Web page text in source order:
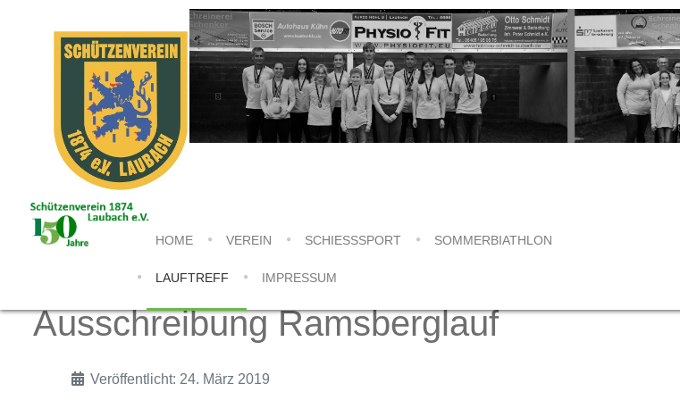
HOME VEREIN SCHIESSSPORT SOMMERBIATHLON
LAUFTREFF IMPRESSUM
Ausschreibung Ramsberglauf
Veröffentlicht: 24. März 2019